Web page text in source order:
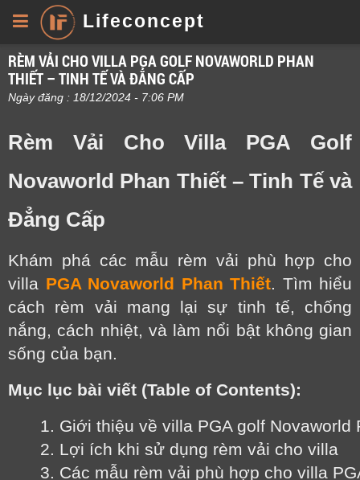
Lifeconcept
RÈM VẢI CHO VILLA PGA GOLF NOVAWORLD PHAN
THIẾT – TINH TẾ VÀ ĐẲNG CẤP
Ngày đăng : 18/12/2024 - 7:06 PM
Rèm Vải Cho Villa PGA Golf
Novaworld Phan Thiết – Tinh Tế và
Đẳng Cấp
Khám phá các mẫu rèm vải phù hợp cho
villa PGA Novaworld Phan Thiết. Tìm hiểu
cách rèm vải mang lại sự tinh tế, chống
nắng, cách nhiệt, và làm nổi bật không gian
sống của bạn.
Mục lục bài viết (Table of Contents):
1. Giới thiệu về villa PGA golf Novaworld
2. Lợi ích khi sử dụng rèm vải cho villa
3. Các mẫu rèm vải phù hợp cho villa